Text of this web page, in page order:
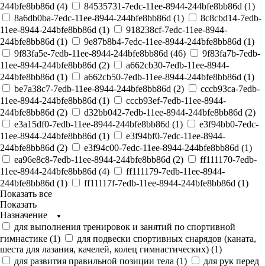
244bfe8bb86d (4) 84535731-7edc-11ee-8944-244bfe8bb86d (1)
8a6db0ba-7edc-11ee-8944-244bfe8bb86d (1)
8c8cbd14-7edb-
11ee-8944-244bfe8bb86d (1)
918238cf-7edc-11ee-8944-
244bfe8bb86d (1) 9e87b8b4-7edc-11ee-8944-244bfe8bb86d (1)
9f83fa5e-7edb-11ee-8944-244bfe8bb86d (46)
9f83fa7b-7edb-
11ee-8944-244bfe8bb86d (2)
a662cb30-7edb-11ee-8944-
244bfe8bb86d (1) a662cb50-7edb-11ee-8944-244bfe8bb86d (1)
be7a38c7-7edb-11ee-8944-244bfe8bb86d (2)
cccb93ca-7edb-
11ee-8944-244bfe8bb86d (1)
cccb93ef-7edb-11ee-8944-
244bfe8bb86d (2) d32bb042-7edb-11ee-8944-244bfe8bb86d (2)
e3a15df0-7edb-11ee-8944-244bfe8bb86d (1)
e3f94bb0-7edc-
11ee-8944-244bfe8bb86d (1)
e3f94bf0-7edc-11ee-8944-
244bfe8bb86d (2) e3f94c00-7edc-11ee-8944-244bfe8bb86d (1)
ea96e8c8-7edb-11ee-8944-244bfe8bb86d (2)
ff111170-7edb-
11ee-8944-244bfe8bb86d (4)
ff111179-7edb-11ee-8944-
244bfe8bb86d (1) ff11117f-7edb-11ee-8944-244bfe8bb86d (1)
Показать все
Показать
Назначение
для выполнения тренировок и занятий по спортивной
гимнастике (1)
для подвески спортивных снарядов (каната,
шеста для лазания, качелей, колец гимнастических) (1)
для развития правильной позиции тела (1)
для рук перед